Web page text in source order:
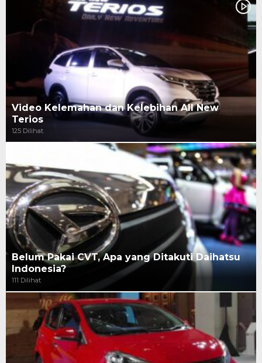
Video Kelemahan dan Kelebihan All New
Terios
125 Dilihat
Belum Pakai CVT, Apa yang Ditakuti Daihatsu
Indonesia?
111 Dilihat